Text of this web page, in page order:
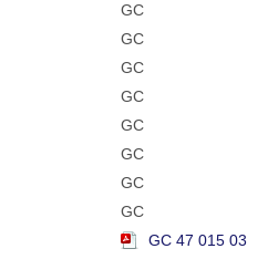
GC
GC
GC
GC
GC
GC
GC
GC
GC 47 015 03